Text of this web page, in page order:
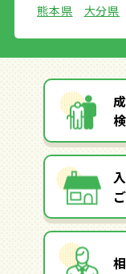
熊本県
大分県